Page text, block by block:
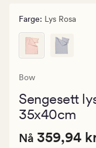
Farge: Lys Rosa
Bow
Sengesett
35x40cm
Nåværende
Nåværende
Nå 359,94